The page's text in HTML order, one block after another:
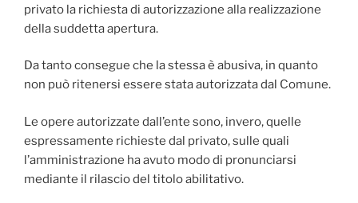
privato la richiesta di autorizzazione alla realizzazione
della suddetta apertura.
Da tanto consegue che la stessa è abusiva, in quanto
non può ritenersi essere stata autorizzata dal Comune.
Le opere autorizzate dall’ente sono, invero, quelle
espressamente richieste dal privato, sulle quali
l’amministrazione ha avuto modo di pronunciarsi
mediante il rilascio del titolo abilitativo.